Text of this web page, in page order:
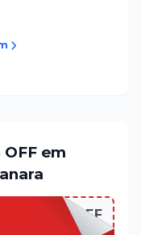
em
TANARA15OFF